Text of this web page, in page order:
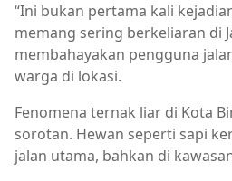
“Ini bukan pertama kali
memang sering berkeliaran di
membahayakan pengguna
warga di lokasi.
Fenomena ternak liar di Kota
sorotan. Hewan seperti sapi
jalan utama, bahkan di